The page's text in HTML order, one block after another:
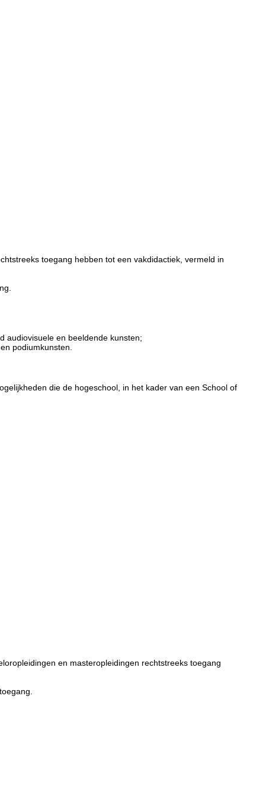
toegang hebben tot een vakdidactiek, vermeld in
audiovisuele en beeldende kunsten;
podiumkunsten.
die de hogeschool, in het kader van een School of
en masteropleidingen rechtstreeks toegang